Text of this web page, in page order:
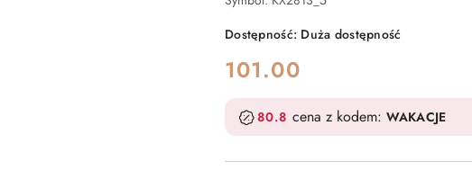
Dostępność: Duża dostępność
cena:
101.00
80.8 cena z kodem: WAKACJE